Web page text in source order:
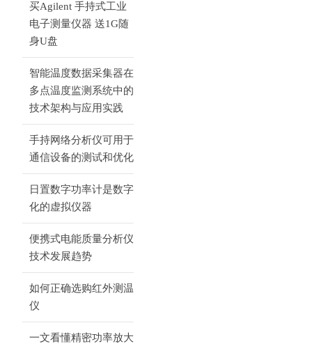
买Agilent 手持式工业
电子测量仪器 送1G随
身U盘
智能温度数据采集器在
多点温度监测系统中的
技术架构与应用实践
手持网络分析仪可用于
通信设备的测试和优化
日置数字功率计是数字
化的虚拟仪器
便携式电能质量分析仪
技术发展趋势
如何正确选购红外测温
仪
一文看懂精密功率放大